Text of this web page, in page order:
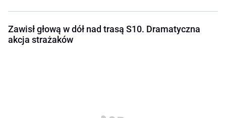
Zawisł głową w dół nad trasą S10. Dramatyczna
akcja strażaków